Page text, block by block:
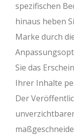
spezifischen
hinaus heben
Marke durch
Sie das
Ihrer Inhalte
Der